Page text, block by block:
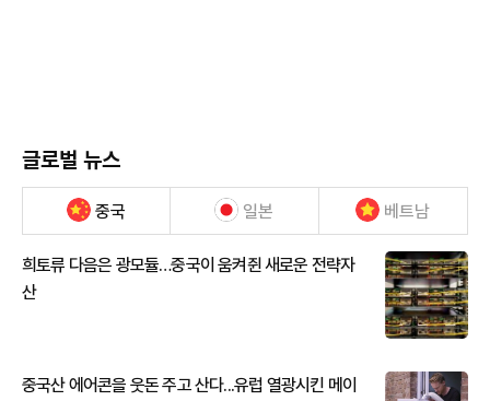
글로벌 뉴스
중국 일본 베트남
희토류 다음은 광모듈…중국이 움켜쥔 새로운 전략자
산
중국산 에어콘을 웃돈 주고 산다...유럽 열광시킨 메이